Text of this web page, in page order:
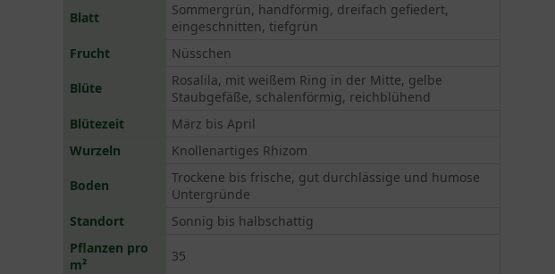
Blatt
Sommergrün, handförmig, dreifach gefiedert,
eingeschnitten, tiefgrün
Frucht
Nüsschen
Blüte
Rosalila, mit weißem Ring in der Mitte, gelbe
Staubgefäße, schalenförmig, reichblühend
Blütezeit
März bis April
Wurzeln
Knollenartiges Rhizom
Boden
Trockene bis frische, gut durchlässige und humose
Untergründe
Standort
Sonnig bis halbschattig
Pflanzen pro
m²
35